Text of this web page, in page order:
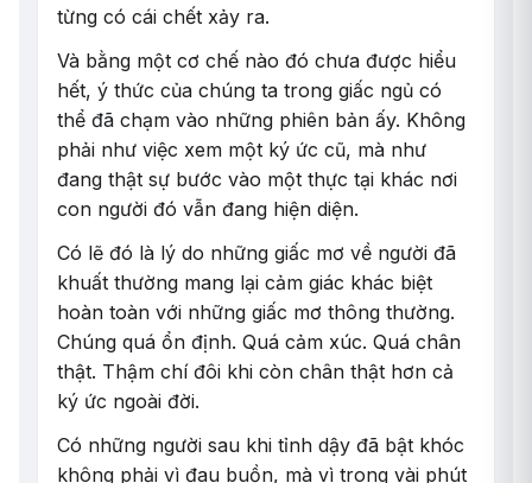
từng có cái chết xảy ra.
Và bằng một cơ chế nào đó chưa được hiểu
hết, ý thức của chúng ta trong giấc ngủ có
thể đã chạm vào những phiên bản ấy. Không
phải như việc xem một ký ức cũ, mà như
đang thật sự bước vào một thực tại khác nơi
con người đó vẫn đang hiện diện.
Có lẽ đó là lý do những giấc mơ về người đã
khuất thường mang lại cảm giác khác biệt
hoàn toàn với những giấc mơ thông thường.
Chúng quá ổn định. Quá cảm xúc. Quá chân
thật. Thậm chí đôi khi còn chân thật hơn cả
ký ức ngoài đời.
Có những người sau khi tỉnh dậy đã bật khóc
không phải vì đau buồn, mà vì trong vài phút